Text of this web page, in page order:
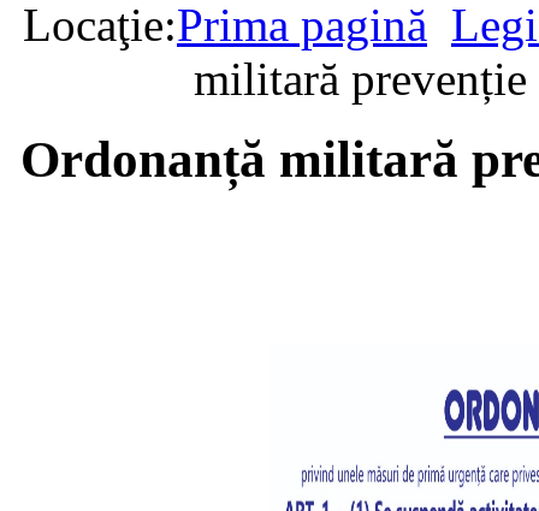
Locaţie:Prima pagină
militară
Ordonanță militară